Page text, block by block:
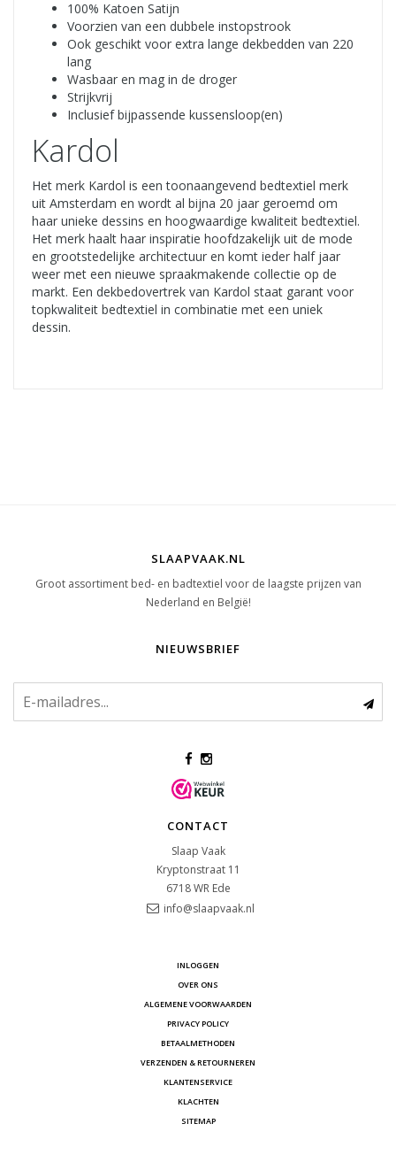
100% Katoen Satijn
Voorzien van een dubbele instopstrook
Ook geschikt voor extra lange dekbedden van 220
lang
Wasbaar en mag in de droger
Strijkvrij
Inclusief bijpassende kussensloop(en)
Kardol
Het merk Kardol is een toonaangevend bedtextiel merk
uit Amsterdam en wordt al bijna 20 jaar geroemd om
haar unieke dessins en hoogwaardige kwaliteit bedtextiel.
Het merk haalt haar inspiratie hoofdzakelijk uit de mode
en grootstedelijke architectuur en komt ieder half jaar
weer met een nieuwe spraakmakende collectie op de
markt. Een dekbedovertrek van Kardol staat garant voor
topkwaliteit bedtextiel in combinatie met een uniek
dessin.
SLAAPVAAK.NL
Groot assortiment bed- en badtextiel voor de laagste prijzen van
Nederland en België!
NIEUWSBRIEF
CONTACT
Slaap Vaak
Kryptonstraat 11
6718 WR Ede
info@slaapvaak.nl
INLOGGEN
OVER ONS
ALGEMENE VOORWAARDEN
PRIVACY POLICY
BETAALMETHODEN
VERZENDEN & RETOURNEREN
KLANTENSERVICE
KLACHTEN
SITEMAP